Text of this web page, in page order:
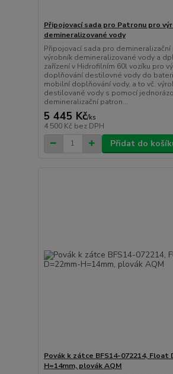
Připojovací sada pro Patronu pro
demineralizované vody
Připojovací sada pro demineralizační
výrobník demineralizované vody a
zařízení v Hidrofilním 60l vozíku pro
doplňování destilovné vody do
mobilní doplňování vody, a to vč.
destilované vody s pomocí
demineralizační patron...
5 445 Kč/ks
4 500 Kč bez DPH
Přidat do
Povák k zátce BFS14-072214, Float
H=14mm, plovák AQM